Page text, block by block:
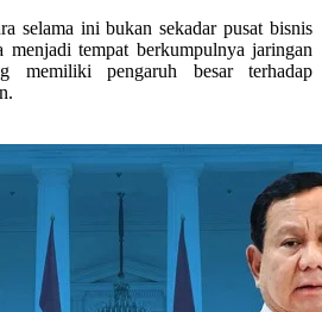
selama ini bukan sekadar pusat bisnis
menjadi tempat berkumpulnya jaringan
memiliki pengaruh besar terhadap